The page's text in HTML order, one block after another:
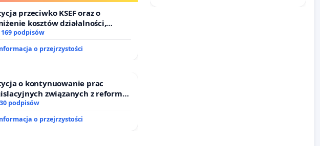
kolejowego.sędziów
przeciwko KSEF oraz o
kosztów działalności,
odpowiedzialności
169 podpisów
o przejrzystości
o kontynuowanie prac
związanych z reformą
rodzinnego
podpisów
o przejrzystości